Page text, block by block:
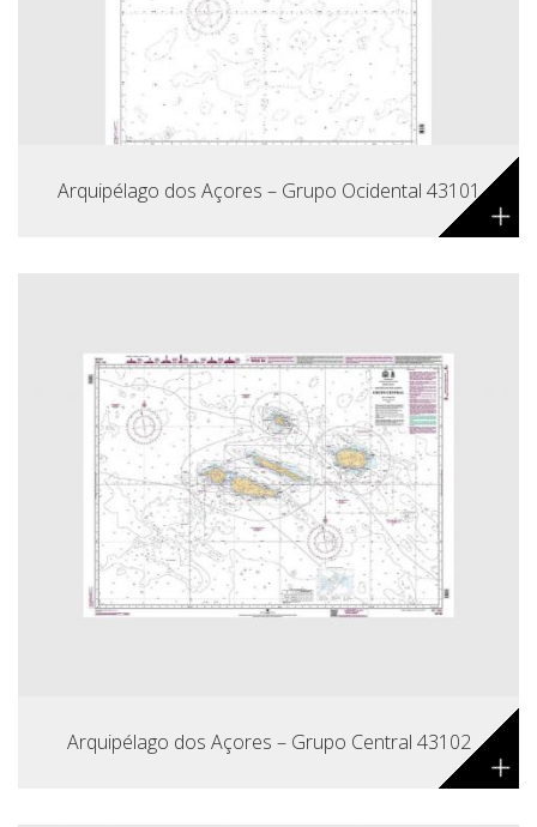
Arquipélago dos Açores – Grupo Ocidental 43101 +
Arquipélago dos Açores – Grupo Central 43102 +